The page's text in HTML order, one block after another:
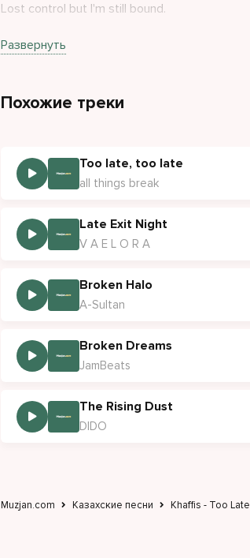
Lost control but I'm still bound.
Развернуть
Похожие треки
Too late, too late
all things break
Late Exit Night
V A E L O R A
Broken Halo
A-Sultan
Broken Dreams
JamBeats
The Rising Dust
DIDO
Muzjan.com Казахские песни Khaffis - Too Late